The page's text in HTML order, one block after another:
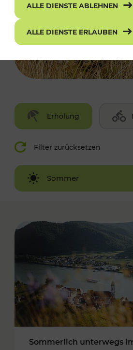
Erholung
Filter zurücksetzen
Sommer
Winter
Sommerlich unterwegs
ALLE DIENSTE ABLEHNEN
ALLE DIENSTE ERLAUBEN